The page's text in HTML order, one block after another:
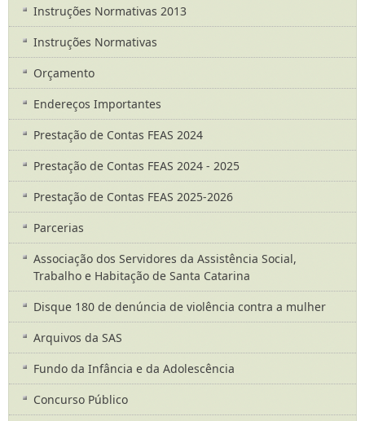
Instruções Normativas 2013
Instruções Normativas
Orçamento
Endereços Importantes
Prestação de Contas FEAS 2024
Prestação de Contas FEAS 2024 - 2025
Prestação de Contas FEAS 2025-2026
Parcerias
Associação dos Servidores da Assistência Social,
Trabalho e Habitação de Santa Catarina
Disque 180 de denúncia de violência contra a mulher
Arquivos da SAS
Fundo da Infância e da Adolescência
Concurso Público